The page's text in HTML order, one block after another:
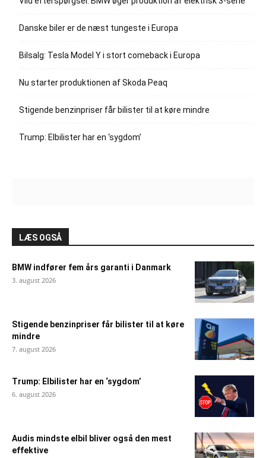
Danske biler er de næst tungeste i Europa
Bilsalg: Tesla Model Y i stort comeback i Europa
Nu starter produktionen af Skoda Peaq
Stigende benzinpriser får bilister til at køre mindre
Trump: Elbilister har en ‘sygdom’
LÆS OGSÅ
BMW indfører fem års garanti i Danmark
3. august 2026
Stigende benzinpriser får bilister til at køre
mindre
7. august 2026
Trump: Elbilister har en ‘sygdom’
6. august 2026
Audis mindste elbil bliver også den mest
effektive